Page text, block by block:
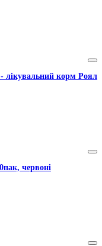
лікувальний корм Роял
червоні